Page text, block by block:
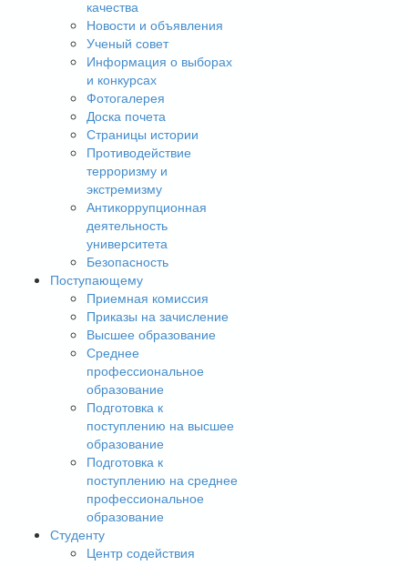
качества
Новости и объявления
Ученый совет
Информация о выборах
и конкурсах
Фотогалерея
Доска почета
Страницы истории
Противодействие
терроризму и
экстремизму
Антикоррупционная
деятельность
университета
Безопасность
Поступающему
Приемная комиссия
Приказы на зачисление
Высшее образование
Среднее
профессиональное
образование
Подготовка к
поступлению на высшее
образование
Подготовка к
поступлению на среднее
профессиональное
образование
Студенту
Центр содействия